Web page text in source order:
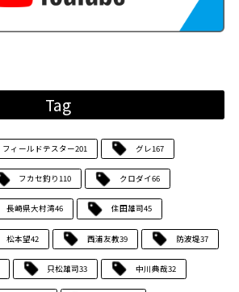
Tag
フィールドテスター201 グレ167
フカセ釣り110 クロダイ66
長崎県大村湾46 住田雄司45
松本望42 西浦友教39 防波堤37
只松雄司33 中川典哉32